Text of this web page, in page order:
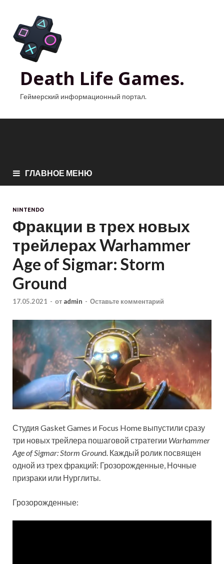
Death Life Games.
Геймерский информационный портал.
ГЛАВНОЕ МЕНЮ
NINTENDO
Фракции в трех новых
трейлерах Warhammer
Age of Sigmar: Storm
Ground
17.05.2021 - от admin - Оставьте комментарий
Студия Gasket Games и Focus Home выпустили сразу
три новых трейлера пошаговой стратегии Warhammer
Age of Sigmar: Storm Ground. Каждый ролик посвящен
одной из трех фракций: Грозорожденные, Ночные
призраки или Нурглиты.
Грозорожденные: